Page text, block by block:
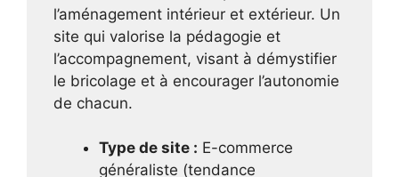
l’aménagement intérieur et extérieur. Un
site qui valorise la pédagogie et
l’accompagnement, visant à démystifier
le bricolage et à encourager l’autonomie
de chacun.
Type de site : E-commerce
généraliste (tendance